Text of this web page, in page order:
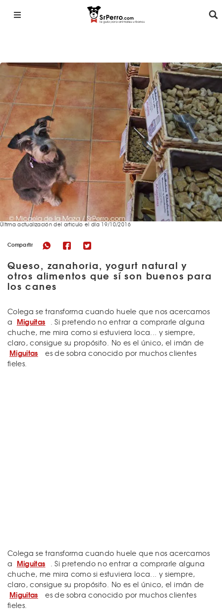
Compartir
Queso, zanahoria, yogurt natural y
otros alimentos que sí son buenos para
los canes
Última actualización del articulo el día 19/10/2016
Colega se transforma cuando huele que nos acercamos
a Miguitas . Si pretendo no entrar a comprarle alguna
chuche, me mira como si estuviera loca... y siempre,
claro, consigue su propósito. No es el único, el imán de
Miguitas
es de sobra conocido por muchos clientes
fieles.
Colega se transforma cuando huele que nos acercamos
a Miguitas . Si pretendo no entrar a comprarle alguna
chuche, me mira como si estuviera loca... y siempre,
claro, consigue su propósito. No es el único, el imán de
Miguitas
es de sobra conocido por muchos clientes
fieles.